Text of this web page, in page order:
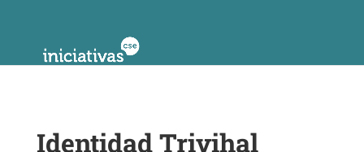
Identidad Trivihal